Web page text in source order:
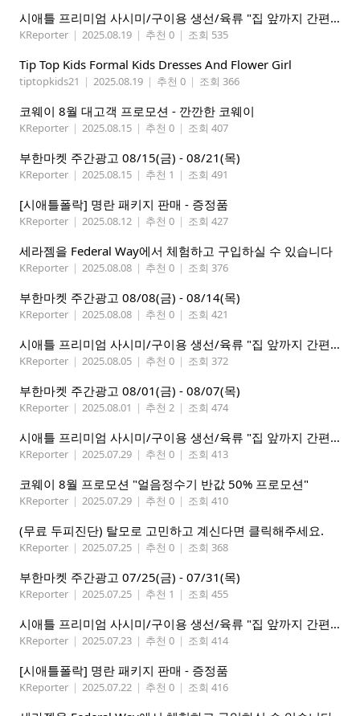
시애틀 프리미엄 사시미/구이용 생선/육류 "집 앞까지 간편하게" – 영오션샵닷컴
KReporter | 2025.08.19 | 추천 0 | 조회 535
Tip Top Kids Formal Kids Dresses And Flower Girl
tiptopkids21 | 2025.08.19 | 추천 0 | 조회 366
코웨이 8월 대고객 프로모션 - 깐깐한 코웨이
KReporter | 2025.08.15 | 추천 0 | 조회 407
부한마켓 주간광고 08/15(금) - 08/21(목)
KReporter | 2025.08.15 | 추천 1 | 조회 491
[시애틀폴락] 명란 패키지 판매 - 증정품
KReporter | 2025.08.12 | 추천 0 | 조회 427
세라젬을 Federal Way에서 체험하고 구입하실 수 있습니다
KReporter | 2025.08.08 | 추천 0 | 조회 376
부한마켓 주간광고 08/08(금) - 08/14(목)
KReporter | 2025.08.08 | 추천 0 | 조회 421
시애틀 프리미엄 사시미/구이용 생선/육류 "집 앞까지 간편하게" – 영오션닷컴
KReporter | 2025.08.05 | 추천 0 | 조회 372
부한마켓 주간광고 08/01(금) - 08/07(목)
KReporter | 2025.08.01 | 추천 2 | 조회 474
시애틀 프리미엄 사시미/구이용 생선/육류 "집 앞까지 간편하게" – 영오션닷컴
KReporter | 2025.07.29 | 추천 0 | 조회 413
코웨이 8월 프로모션 "얼음정수기 반값 50% 프로모션"
KReporter | 2025.07.29 | 추천 0 | 조회 410
(무료 두피진단) 탈모로 고민하고 계신다면 클릭해주세요.
KReporter | 2025.07.25 | 추천 0 | 조회 368
부한마켓 주간광고 07/25(금) - 07/31(목)
KReporter | 2025.07.25 | 추천 1 | 조회 455
시애틀 프리미엄 사시미/구이용 생선/육류 "집 앞까지 간편하게" – 영오션닷컴
KReporter | 2025.07.23 | 추천 0 | 조회 414
[시애틀폴락] 명란 패키지 판매 - 증정품
KReporter | 2025.07.22 | 추천 0 | 조회 416